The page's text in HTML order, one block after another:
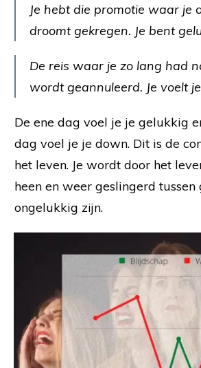
Je hebt die promotie waar je
droomt gekregen. Je bent
De reis waar je zo lang had
wordt geannuleerd. Je voelt
De ene dag voel je je gelukkig
dag voel je je down. Dit is de
het leven. Je wordt door het
heen en weer geslingerd
ongelukkig zijn.